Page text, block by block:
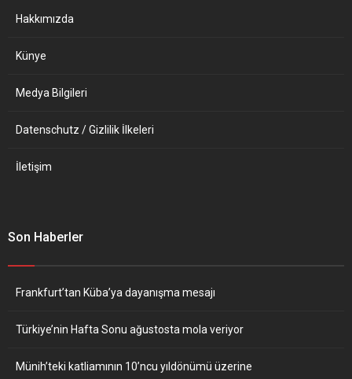
ziyaret ettiğini anımsatan
Hakkımızda
Künye
Medya Bilgileri
Datenschutz / Gizlilik İlkeleri
İletişim
Son Haberler
Frankfurt’tan Küba’ya dayanışma mesajı
Türkiye’nin Hafta Sonu ağustosta mola veriyor
Münih’teki katliamının 10’ncu yıldönümü üzerine